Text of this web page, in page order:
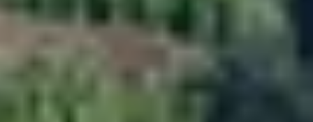
Bodegas y cata de vinos Bordeaux
Destilerías y cata de calvados
Bodegas y cata de champagne